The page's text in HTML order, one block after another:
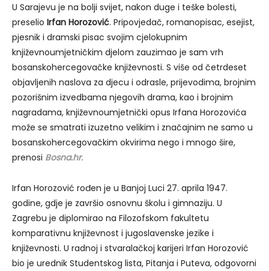
U Sarajevu je na bolji svijet, nakon duge i teške bolesti,
preselio Irfan Horozović. Pripovjedač, romanopisac, esejist,
pjesnik i dramski pisac svojim cjelokupnim
književnoumjetničkim djelom zauzimao je sam vrh
bosanskohercegovačke književnosti. S više od četrdeset
objavljenih naslova za djecu i odrasle, prijevodima, brojnim
pozorišnim izvedbama njegovih drama, kao i brojnim
nagradama, književnoumjetnički opus Irfana Horozovića
može se smatrati izuzetno velikim i značajnim ne samo u
bosanskohercegovačkim okvirima nego i mnogo šire,
prenosi Bosna.hr.
Irfan Horozović rođen je u Banjoj Luci 27. aprila 1947.
godine, gdje je završio osnovnu školu i gimnaziju. U
Zagrebu je diplomirao na Filozofskom fakultetu
komparativnu književnost i jugoslavenske jezike i
književnosti. U radnoj i stvaralačkoj karijeri Irfan Horozović
bio je urednik Studentskog lista, Pitanja i Puteva, odgovorni